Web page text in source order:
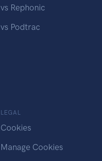
vs Rephonic
vs Podtrac
LEGAL
Cookies
Manage Cookies